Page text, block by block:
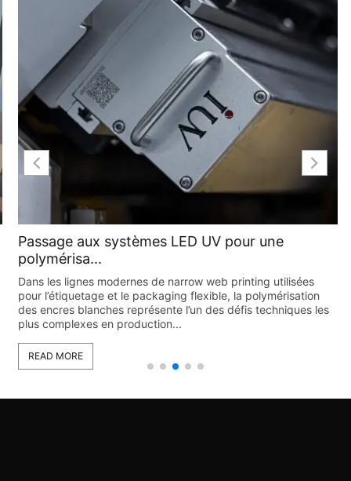
Passage aux systèmes LED UV pour une
polymérisa...
Dans les lignes modernes de narrow web printing utilisées
pour l’étiquetage et le packaging flexible, la polymérisation
des encres blanches représente l’un des défis techniques les
plus complexes en production...
READ MORE